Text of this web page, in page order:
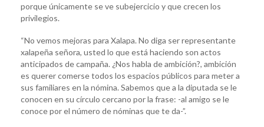
porque únicamente se ve subejercicio y que crecen los
privilegios.
“No vemos mejoras para Xalapa. No diga ser representante
xalapeña señora, usted lo que está haciendo son actos
anticipados de campaña. ¿Nos habla de ambición?, ambición
es querer comerse todos los espacios públicos para meter a
sus familiares en la nómina. Sabemos que a la diputada se le
conocen en su círculo cercano por la frase: -al amigo se le
conoce por el número de nóminas que te da-”.